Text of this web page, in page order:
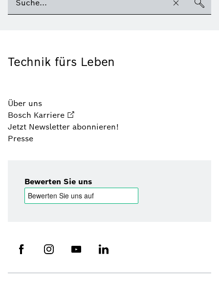
Technik fürs Leben
Über uns
Bosch Karriere
Jetzt Newsletter abonnieren!
Presse
Bewerten Sie uns